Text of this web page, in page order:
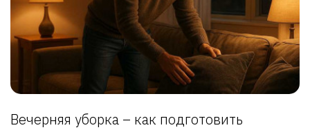
Вечерняя уборка – как подготовить